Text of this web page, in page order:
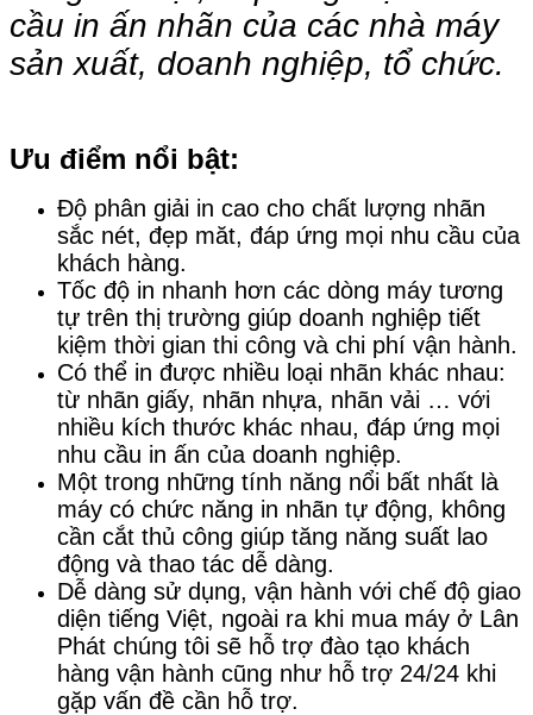
cầu in ấn nhãn của các nhà máy
sản xuất, doanh nghiệp, tổ chức.
Ưu điểm nổi bật:
Độ phân giải in cao cho chất lượng nhãn
sắc nét, đẹp măt, đáp ứng mọi nhu cầu của
khách hàng.
Tốc độ in nhanh hơn các dòng máy tương
tự trên thị trường giúp doanh nghiệp tiết
kiệm thời gian thi công và chi phí vận hành.
Có thể in được nhiều loại nhãn khác nhau:
từ nhãn giấy, nhãn nhựa, nhãn vải … với
nhiều kích thước khác nhau, đáp ứng mọi
nhu cầu in ấn của doanh nghiệp.
Một trong những tính năng nổi bất nhất là
máy có chức năng in nhãn tự động, không
cần cắt thủ công giúp tăng năng suất lao
động và thao tác dễ dàng.
Dễ dàng sử dụng, vận hành với chế độ giao
diện tiếng Việt, ngoài ra khi mua máy ở Lân
Phát chúng tôi sẽ hỗ trợ đào tạo khách
hàng vận hành cũng như hỗ trợ 24/24 khi
gặp vấn đề cần hỗ trợ.